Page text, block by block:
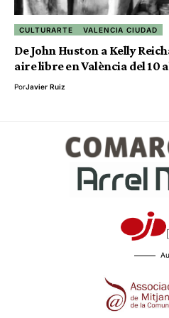
CULTURARTE VALENCIA CIUDAD
De John Huston a Kelly
aire libre en València del 10
PorJavier Ruiz